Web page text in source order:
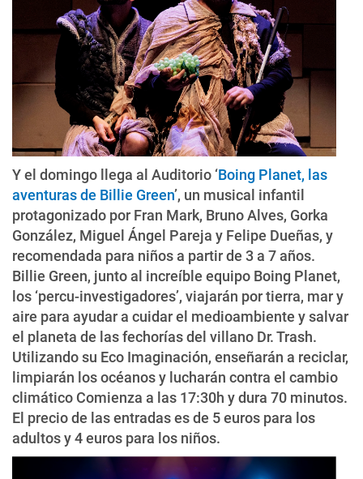
Y el domingo llega al Auditorio ‘Boing Planet, las
aventuras de Billie Green’, un musical infantil
protagonizado por Fran Mark, Bruno Alves, Gorka
González, Miguel Ángel Pareja y Felipe Dueñas, y
recomendada para niños a partir de 3 a 7 años.
Billie Green, junto al increíble equipo Boing Planet,
los ‘percu-investigadores’, viajarán por tierra, mar y
aire para ayudar a cuidar el medioambiente y salvar
el planeta de las fechorías del villano Dr. Trash.
Utilizando su Eco Imaginación, enseñarán a reciclar,
limpiarán los océanos y lucharán contra el cambio
climático Comienza a las 17:30h y dura 70 minutos.
El precio de las entradas es de 5 euros para los
adultos y 4 euros para los niños.